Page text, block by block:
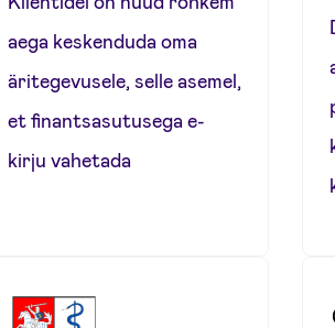
aega keskenduda oma
äritegevusele, selle asemel,
et finantsasutusega e-
kirju vahetada